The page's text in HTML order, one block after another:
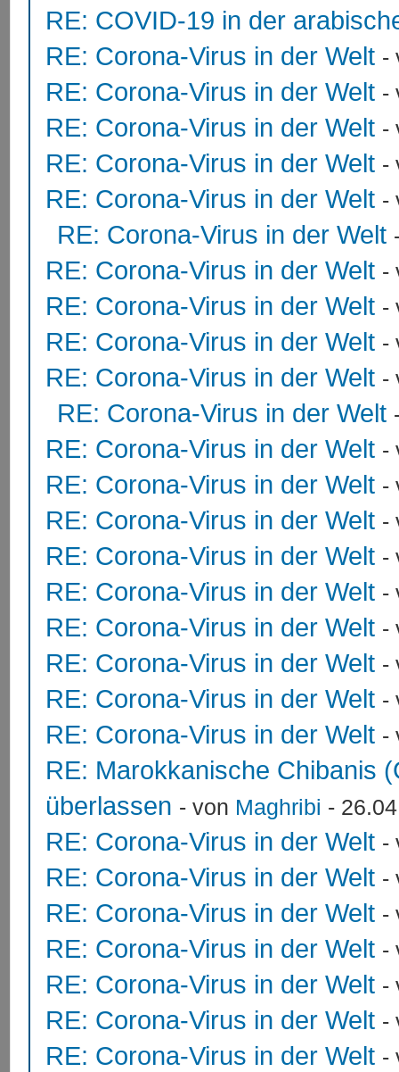
RE: COVID-19 in der
RE: Corona-Virus in der Welt -
RE: Corona-Virus in der Welt -
RE: Corona-Virus in der Welt -
RE: Corona-Virus in der Welt -
RE: Corona-Virus in der Welt -
RE: Corona-Virus in der Welt
RE: Corona-Virus in der Welt -
RE: Corona-Virus in der Welt -
RE: Corona-Virus in der Welt -
RE: Corona-Virus in der Welt -
RE: Corona-Virus in der Welt
RE: Corona-Virus in der Welt -
RE: Corona-Virus in der Welt -
RE: Corona-Virus in der Welt -
RE: Corona-Virus in der Welt -
RE: Corona-Virus in der Welt -
RE: Corona-Virus in der Welt -
RE: Corona-Virus in der Welt -
RE: Corona-Virus in der Welt -
RE: Corona-Virus in der Welt -
RE: Marokkanische Chibanis
überlassen - von Maghribi -
RE: Corona-Virus in der Welt -
RE: Corona-Virus in der Welt -
RE: Corona-Virus in der Welt -
RE: Corona-Virus in der Welt -
RE: Corona-Virus in der Welt -
RE: Corona-Virus in der Welt -
RE: Corona-Virus in der Welt -